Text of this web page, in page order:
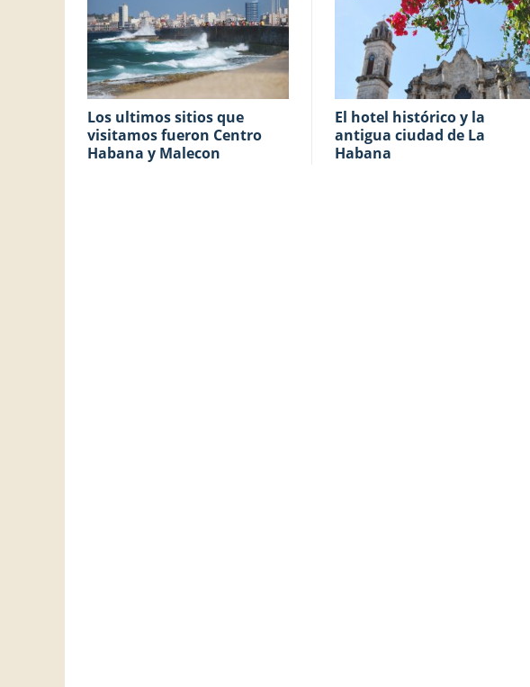
Los ultimos sitios que
visitamos fueron Centro
Habana y Malecon
El hotel histórico y la
antigua ciudad de La
Habana